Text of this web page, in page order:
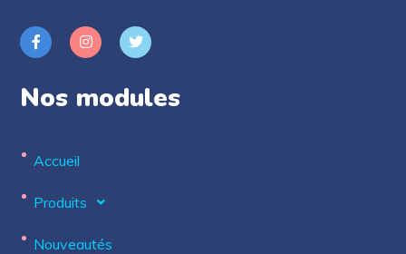
Nos modules
Accueil
Produits
Nouveautés